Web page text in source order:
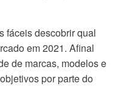
fáceis descobrir qual
em 2021. Afinal
de marcas, modelos e
por parte do